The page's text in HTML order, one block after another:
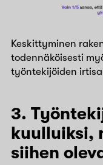
Keskittyminen
todennäköisesti
työntekijöiden
3.
kuulluiksi,
siihen